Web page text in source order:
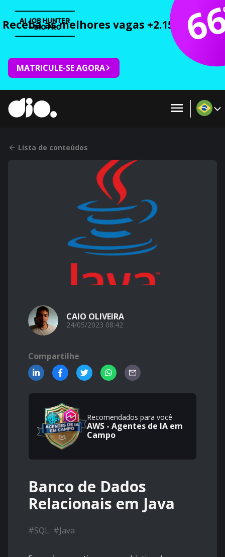
Receba as melhores vagas +2.150 cursos
MATRICULE-SE AGORA
Lista de conteúdos
CAIO OLIVEIRA
24/05/2023 08:42
Compartilhe
Recomendados para você
AWS - Agentes de IA em
Campo
Banco de Dados
Relacionais em Java
#SQL #Java